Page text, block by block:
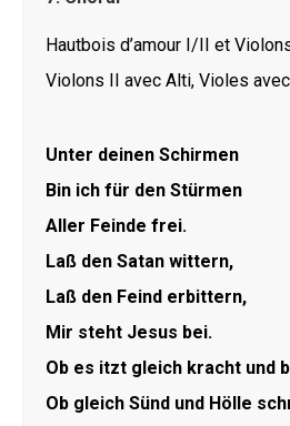
Hautbois d’amour I/II et
Violons II avec Alti, Violes
Unter deinen Schirmen
Bin ich für den Stürmen
Aller Feinde frei.
Laß den Satan wittern,
Laß den Feind erbittern,
Mir steht Jesus bei.
Ob es itzt gleich kracht und
Ob gleich Sünd und Hölle